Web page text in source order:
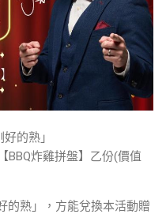
的熟」
BBQ炸雞拼盤】乙份(價值
的熟」，方能兌換本活動贈